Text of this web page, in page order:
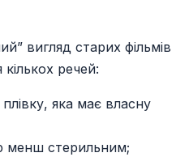
вигляд старих фільмів
речей:
яка має власну
менш стерильним;